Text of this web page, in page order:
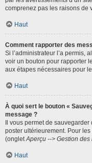
comprenez pas les raisons de
Haut
Comment rapporter des
Si l’administrateur l’a permis,
voir un bouton pour rapporter
aux étapes nécessaires pour
Haut
À quoi sert le bouton «
message ?
Il vous permet de
poster ultérieurement. Pour
(ongletAperçu --> Gestion
Haut